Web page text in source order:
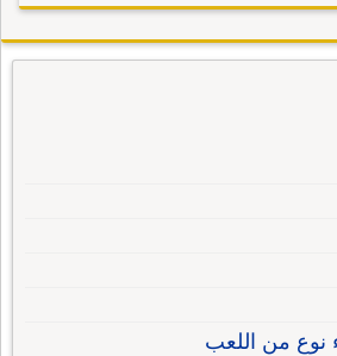
نوع من اللعب